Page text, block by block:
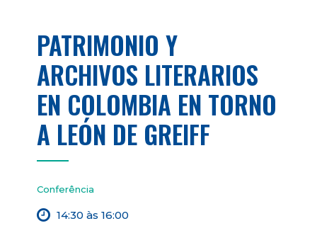
PATRIMONIO Y
ARCHIVOS LITERARIOS
EN COLOMBIA EN TORNO
A LEÓN DE GREIFF
Conferência
14:30 às 16:00